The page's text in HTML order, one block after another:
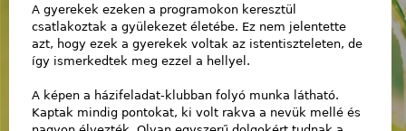
A gyerekek ezeken a programokon keresztül
csatlakoztak a gyülekezet életébe. Ez nem jelentette
azt, hogy ezek a gyerekek voltak az istentiszteleten, de
így ismerkedtek meg ezzel a hellyel.
A képen a házifeladat-klubban folyó munka látható.
Kaptak mindig pontokat, ki volt rakva a nevük mellé és